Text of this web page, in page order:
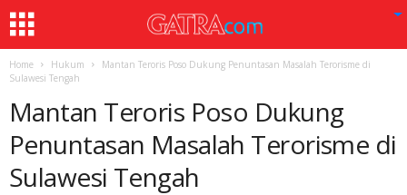
Home Hukum
Mantan Teroris Poso Dukung Penuntasan Masalah Terorisme di
Sulawesi Tengah
Mantan Teroris Poso Dukung
Penuntasan Masalah Terorisme di
Sulawesi Tengah